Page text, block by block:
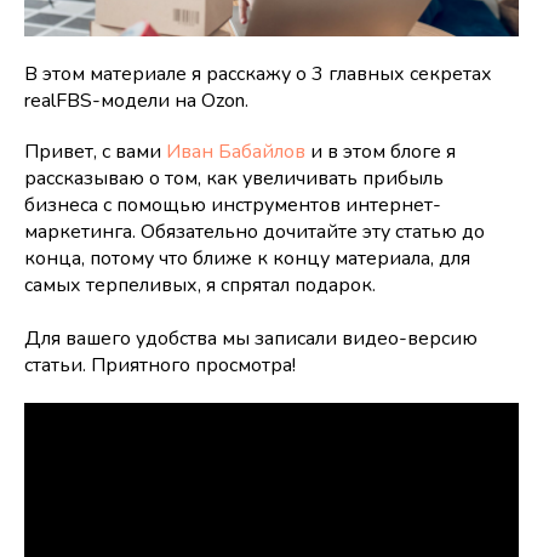
В этом материале я расскажу о 3 главных секретах
realFBS-модели на Ozon.
Привет, с вами Иван Бабайлов и в этом блоге я
рассказываю о том, как увеличивать прибыль
бизнеса с помощью инструментов интернет-
маркетинга. Обязательно дочитайте эту статью до
конца, потому что ближе к концу материала, для
самых терпеливых, я спрятал подарок.
Для вашего удобства мы записали видео-версию
статьи. Приятного просмотра!